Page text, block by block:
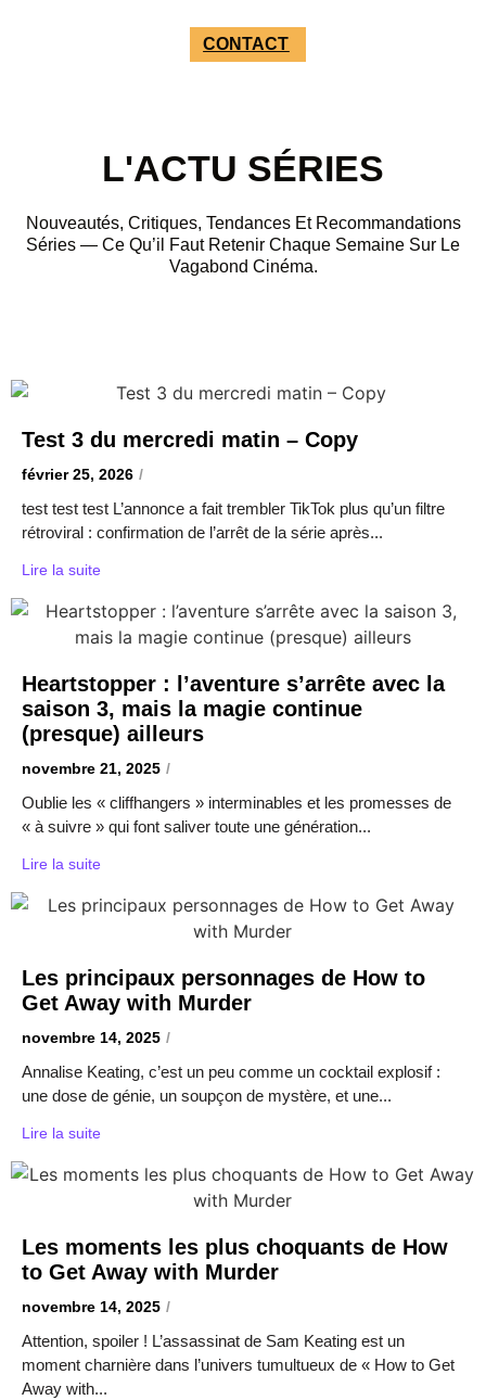
CONTACT
L'ACTU SÉRIES
Nouveautés, Critiques, Tendances Et Recommandations
Séries — Ce Qu’il Faut Retenir Chaque Semaine Sur Le
Vagabond Cinéma.
Test 3 du mercredi matin – Copy
février 25, 2026 /
test test test L’annonce a fait trembler TikTok plus qu’un filtre
rétroviral : confirmation de l’arrêt de la série après...
Lire la suite
Heartstopper : l’aventure s’arrête avec la
saison 3, mais la magie continue
(presque) ailleurs
novembre 21, 2025 /
Oublie les « cliffhangers » interminables et les promesses de
« à suivre » qui font saliver toute une génération...
Lire la suite
Les principaux personnages de How to
Get Away with Murder
novembre 14, 2025 /
Annalise Keating, c’est un peu comme un cocktail explosif :
une dose de génie, un soupçon de mystère, et une...
Lire la suite
Les moments les plus choquants de How
to Get Away with Murder
novembre 14, 2025 /
Attention, spoiler ! L’assassinat de Sam Keating est un
moment charnière dans l’univers tumultueux de « How to Get
Away with...